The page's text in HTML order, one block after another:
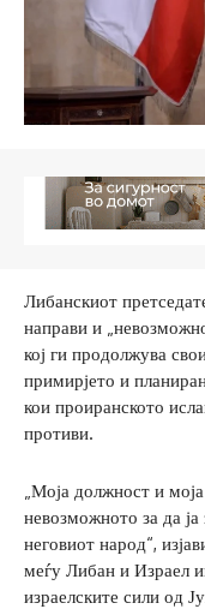
Либанскиот
направи и
кој ги продолжува
примирјето и
кои проиранското
противи.
„Моја должност и
невозможното за да
неговиот народ“,
меѓу Либан и Израел
израелските сили од